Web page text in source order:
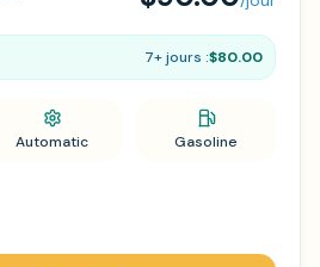
7+ jours :$80.00
Automatic Gasoline